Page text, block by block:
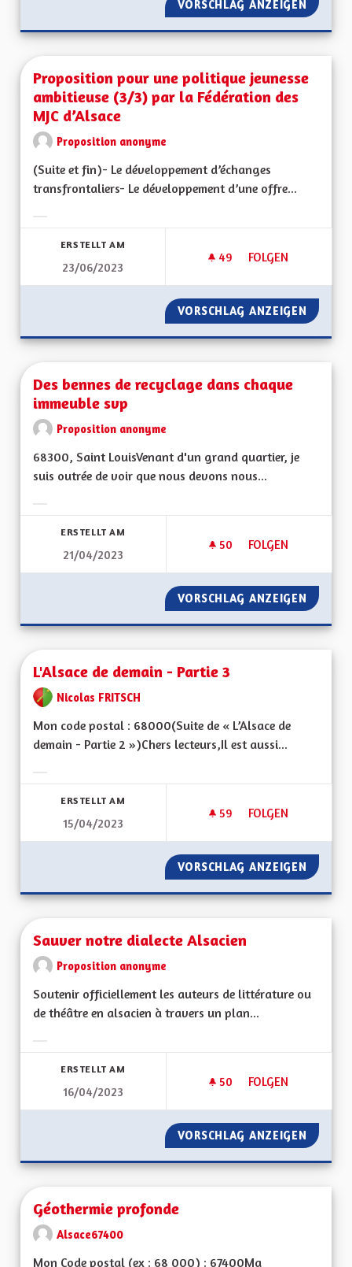
VORSCHLAG ANZEIGEN UNE
Proposition pour une politique jeunesse
ambitieuse (3/3) par la Fédération des
MJC d’Alsace
Proposition anonyme
(Suite et fin)- Le développement d’échanges
transfrontaliers- Le développement d’une offre...
ERSTELLT AM
23/06/2023
49 49 FOLLOWER
FOLGEN
PROPOSITION
VORSCHLAG ANZEIGEN
Des bennes de recyclage dans chaque
immeuble svp
Proposition anonyme
68300, Saint LouisVenant d'un grand quartier, je
suis outrée de voir que nous devons nous...
ERSTELLT AM
21/04/2023
50 50 FOLLOWER
FOLGEN
DES BENNES DE
VORSCHLAG ANZEIGEN DES
L'Alsace de demain - Partie 3
Nicolas FRITSCH
Mon code postal : 68000(Suite de « L’Alsace de
demain - Partie 2 »)Chers lecteurs,Il est aussi...
ERSTELLT AM
15/04/2023
59 59 FOLLOWER
FOLGEN
L'ALSACE DE
VORSCHLAG ANZEIGEN
Sauver notre dialecte Alsacien
Proposition anonyme
Soutenir officiellement les auteurs de littérature ou
de théâtre en alsacien à travers un plan...
ERSTELLT AM
16/04/2023
50 50 FOLLOWER
FOLGEN
SAUVER NOTRE
VORSCHLAG ANZEIGEN
Géothermie profonde
Alsace67400
Mon Code postal (ex : 68 000) : 67400Ma